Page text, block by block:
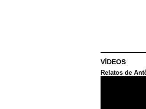
VÍDEOS
Relatos de